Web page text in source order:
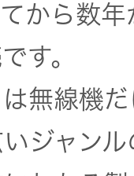
から数
す。
無線機
ジャン